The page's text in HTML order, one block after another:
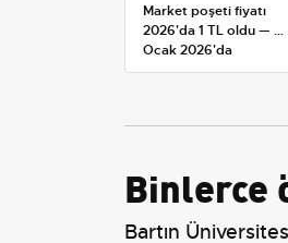
Market poşeti fiyatı
2026'da 1 TL oldu — 1
Ocak 2026'da
yürürlüğe giren tarife
Binlerce
Bartın